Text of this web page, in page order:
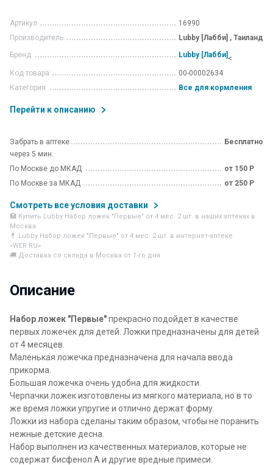
Артикул
16990
Производитель
Lubby [Лабби] , Таиланд
Бренд
Lubby [Лабби] <
Код товара
00-00002634
Категория
Все для кормления
Перейти к описанию
Забрать в аптеке
через 5 мин.
Бесплатно
По Москве до МКАД
от 150 Р
По Москве за МКАД
от 250 Р
Смотреть все условия доставки
🏥 Купить Lubby Набор ложек "Первые" от 4 мес. 2 шт. в наших аптеках в
Москва
💊 Lubby Набор ложек "Первые" от 4 мес. 2 шт. в интернет-аптеке
«WER.RU»
🚚 Доставка со склада в Москва от 1-го дня
Описание
Набор ложек "Первые"прекрасно подойдет в качестве
первых ложечек для детей. Ложки предназначены для детей
от 4 месяцев.
Маленькая ложечка предназначена для начала ввода
прикорма.
Большая ложечка очень удобна для жидкости.
Черпачки ложек изготовлены из мягкого материала, но в то
же время ложки упругие и отлично держат форму.
Ложки из набора сделаны таким образом, чтобы не поранить
нежные детские десна.
Набор выполнен из качественных материалов, которые не
содержат бисфенол A и другие вредные примеси.